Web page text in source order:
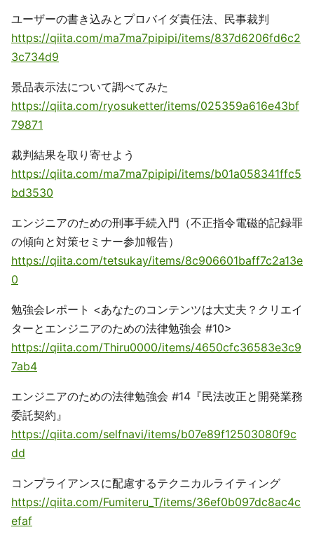
ユーザーの書き込みとプロバイダ責任法、民事裁判
https://qiita.com/ma7ma7pipipi/items/837d6206fd6c2
3c734d9
景品表示法について調べてみた
https://qiita.com/ryosuketter/items/025359a616e43bf
79871
裁判結果を取り寄せよう
https://qiita.com/ma7ma7pipipi/items/b01a058341ffc5
bd3530
エンジニアのための刑事手続入門（不正指令電磁的記録罪
の傾向と対策セミナー参加報告）
https://qiita.com/tetsukay/items/8c906601baff7c2a13e
0
勉強会レポート <あなたのコンテンツは大丈夫？クリエイ
ターとエンジニアのための法律勉強会 #10>
https://qiita.com/Thiru0000/items/4650cfc36583e3c9
7ab4
エンジニアのための法律勉強会 #14『民法改正と開発業務
委託契約』
https://qiita.com/selfnavi/items/b07e89f12503080f9c
dd
コンプライアンスに配慮するテクニカルライティング
https://qiita.com/Fumiteru_T/items/36ef0b097dc8ac4c
efaf